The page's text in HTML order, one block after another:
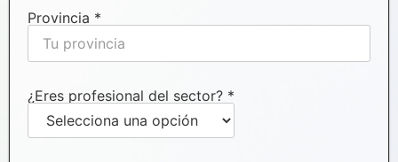
Provincia *
¿Eres profesional del sector? *